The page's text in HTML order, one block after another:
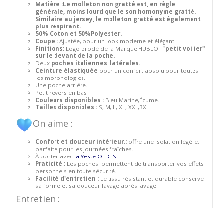
Matière :Le molleton non gratté est, en règle
générale, moins lourd que le son homonyme gratté.
Similaire au jersey, le molleton gratté est également
plus respirant.
50% Coton et 50%Polyester.
Coupe : Ajustée, pour un look moderne et élégant.
Finitions: Logo brodé de la Marque HUBLOT "petit voilier"
sur le devant de la poche.
Deux poches italiennes latérales.
Ceinture élastiquée pour un confort absolu pour toutes
les morphologies.
Une poche arriére.
Petit revers en bas .
Couleurs disponibles : Bleu Marine,Écume.
Tailles disponibles : S, M, L, XL, XXL,3XL.
On aime :
Confort et douceur intérieur.: offre une isolation légère,
parfaite pour les journées fraîches.
À porter avec la Veste OLDEN
Praticité : Les poches permettent de transporter vos effets
personnels en toute sécurité.
Facilité d'entretien : Le tissu résistant et durable conserve
sa forme et sa douceur lavage après lavage.
Entretien :